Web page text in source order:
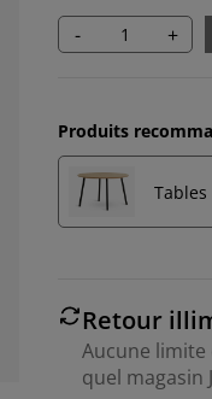
- +
Produits
Tables
Retour
Aucune
quel magasin